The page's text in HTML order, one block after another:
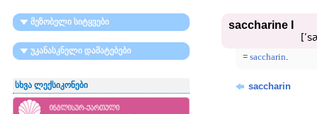
მეზობელი სიტყვები
უკანასკნელი დამატებები
სხვა ლექსიკონები
saccharine I
= saccharin.
saccharin